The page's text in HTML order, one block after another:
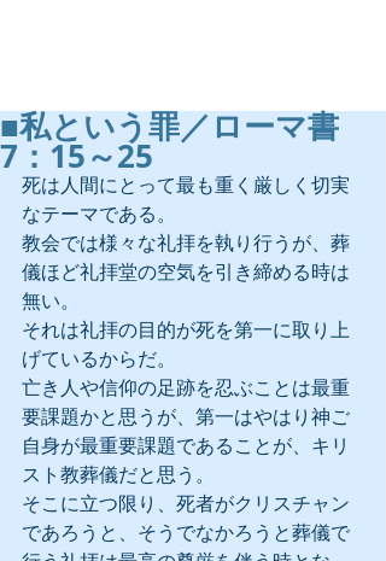
■私という罪／ローマ書
7：15～25
死は人間にとって最も重く厳しく切実
なテーマである。
教会では様々な礼拝を執り行うが、葬
儀ほど礼拝堂の空気を引き締める時は
無い。
それは礼拝の目的が死を第一に取り上
げているからだ。
亡き人や信仰の足跡を忍ぶことは最重
要課題かと思うが、第一はやはり神ご
自身が最重要課題であることが、キリ
スト教葬儀だと思う。
そこに立つ限り、死者がクリスチャン
であろうと、そうでなかろうと葬儀で